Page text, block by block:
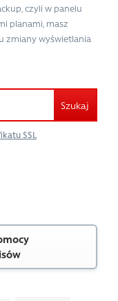
czyli w panelu
planami, masz
zmiany wyświetlania
Szukaj
SSL